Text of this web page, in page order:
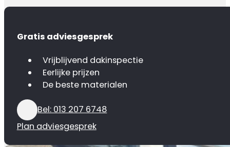
Gratis adviesgesprek
Vrijblijvend dakinspectie
Eerlijke prijzen
De beste materialen
Bel: 013 207 6748
Plan adviesgesprek